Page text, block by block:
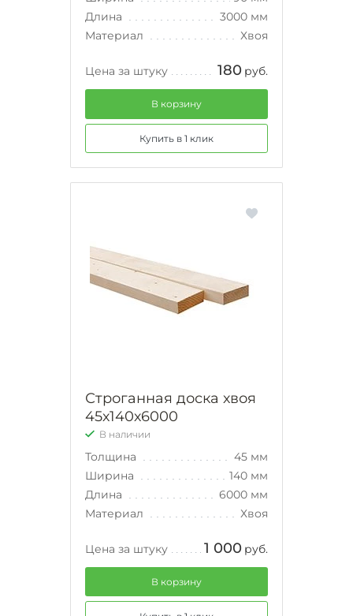
Длина
3000 мм
Материал
Хвоя
Цена за штуку 180 руб.
В корзину
Купить в 1 клик
Строганная доска хвоя
45х140х6000
В наличии
Толщина
45 мм
Ширина
140 мм
Длина
6000 мм
Материал
Хвоя
Цена за штуку 1 000 руб.
В корзину